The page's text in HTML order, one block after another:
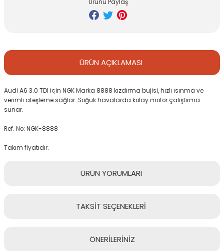
Ürünü Paylaş
ÜRÜN AÇIKLAMASI
Audi A6 3.0 TDI için NGK Marka 8888 kızdırma bujisi, hızlı ısınma ve
verimli ateşleme sağlar. Soğuk havalarda kolay motor çalıştırma
sunar.
Ref. No: NGK-8888
Takım fiyatıdır.
ÜRÜN YORUMLARI
TAKSİT SEÇENEKLERİ
ÖNERİLERİNİZ